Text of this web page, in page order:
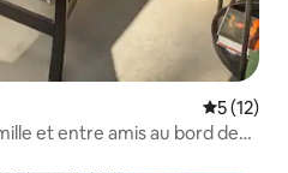
5 (12)
et entre amis au bord de